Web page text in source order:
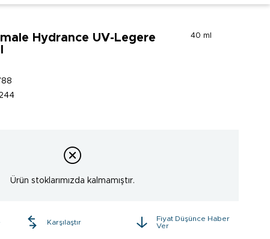
40 ml
Hydrance UV-Legere
Ürün stoklarımızda kalmamıştır.
Karşılaştır
Fiyat Düşünce Haber
Ver